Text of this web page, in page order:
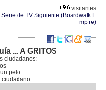
visitantes
Serie de TV Siguiente (Boardwalk E
mpire)
... A GRITOS
ciudadanos:
pelo.
ciudadano.